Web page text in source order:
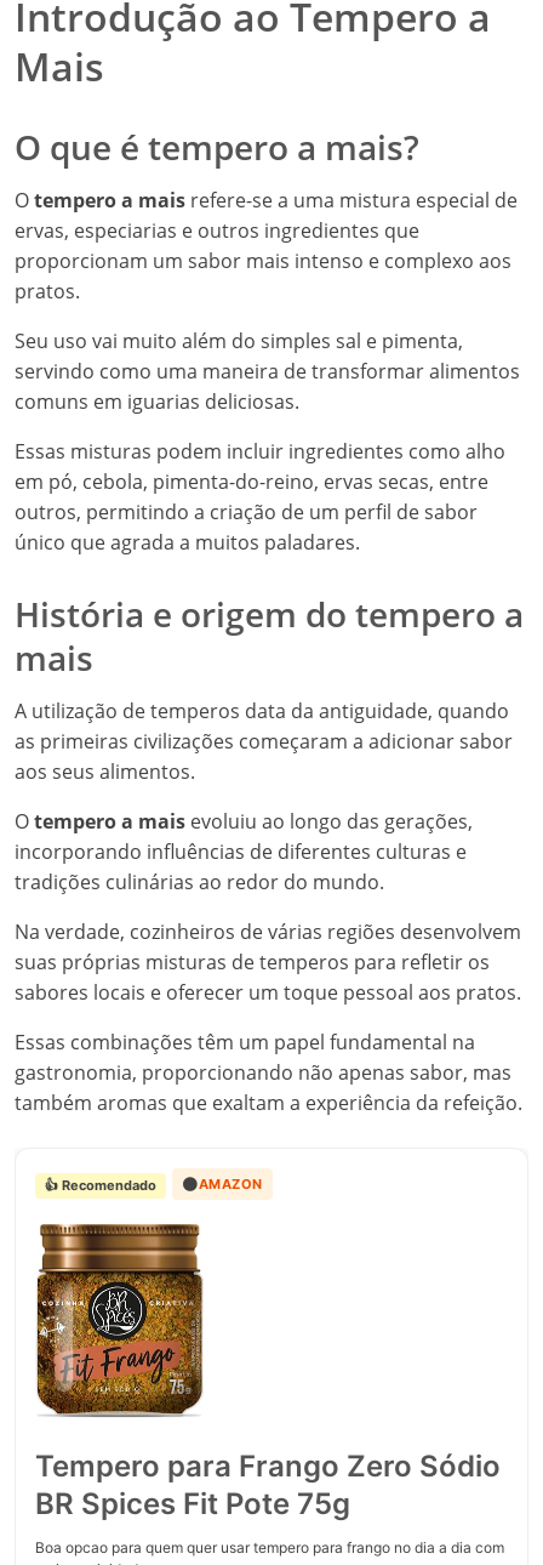
Introdução ao Tempero a
Mais
O que é tempero a mais?
Otempero a mais refere-se a uma mistura especial de
ervas, especiarias e outros ingredientes que
proporcionam um sabor mais intenso e complexo aos
pratos.
Seu uso vai muito além do simples sal e pimenta,
servindo como uma maneira de transformar alimentos
comuns em iguarias deliciosas.
Essas misturas podem incluir ingredientes como alho
em pó, cebola, pimenta-do-reino, ervas secas, entre
outros, permitindo a criação de um perfil de sabor
único que agrada a muitos paladares.
História e origem do tempero a
mais
A utilização de temperos data da antiguidade, quando
as primeiras civilizações começaram a adicionar sabor
aos seus alimentos.
Otempero a mais evoluiu ao longo das gerações,
incorporando influências de diferentes culturas e
tradições culinárias ao redor do mundo.
Na verdade, cozinheiros de várias regiões desenvolvem
suas próprias misturas de temperos para refletir os
sabores locais e oferecer um toque pessoal aos pratos.
Essas combinações têm um papel fundamental na
gastronomia, proporcionando não apenas sabor, mas
também aromas que exaltam a experiência da refeição.
👍 Recomendado 🟠AMAZON
Tempero para Frango Zero Sódio
BR Spices Fit Pote 75g
Boa opcao para quem quer usar tempero para frango no dia a dia com